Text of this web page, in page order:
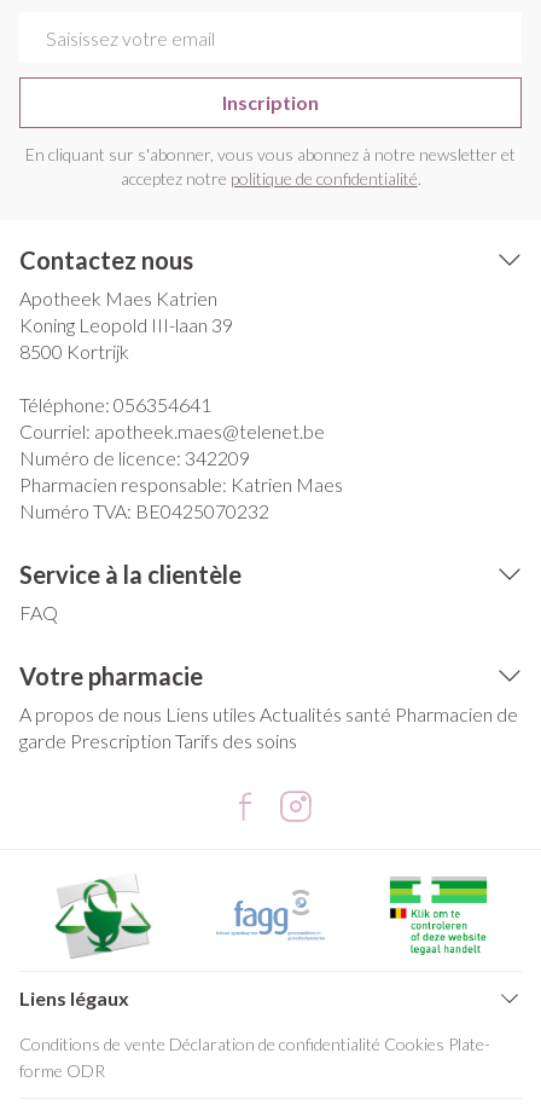
Inscription
En cliquant sur s'abonner, vous vous abonnez à notre newsletter et
acceptez notre politique de confidentialité.
Contactez nous
Apotheek Maes Katrien
Koning Leopold III-laan 39
8500 Kortrijk
Téléphone: 056354641
Courriel: apotheek.maes@telenet.be
Numéro de licence: 342209
Pharmacien responsable: Katrien Maes
Numéro TVA: BE0425070232
Service à la clientèle
FAQ
Votre pharmacie
A propos de nous Liens utiles Actualités santé Pharmacien de
garde Prescription Tarifs des soins
Liens légaux
Conditions de vente Déclaration de confidentialité Cookies Plate-
forme ODR